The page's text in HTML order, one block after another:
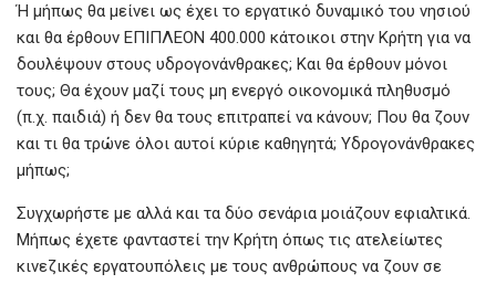
Ή μήπως θα μείνει ως έχει το εργατικό δυναμικό του νησιού
και θα έρθουν ΕΠΙΠΛΕΟΝ 400.000 κάτοικοι στην Κρήτη για να
δουλέψουν στους υδρογονάνθρακες; Και θα έρθουν μόνοι
τους; Θα έχουν μαζί τους μη ενεργό οικονομικά πληθυσμό
(π.χ. παιδιά) ή δεν θα τους επιτραπεί να κάνουν; Που θα ζουν
και τι θα τρώνε όλοι αυτοί κύριε καθηγητά; Υδρογονάνθρακες
μήπως;
Συγχωρήστε με αλλά και τα δύο σενάρια μοιάζουν εφιαλτικά.
Μήπως έχετε φανταστεί την Κρήτη όπως τις ατελείωτες
κινεζικές εργατουπόλεις με τους ανθρώπους να ζουν σε